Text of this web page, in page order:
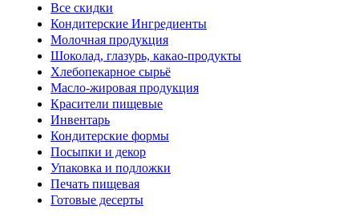
Все скидки
Кондитерские Ингредиенты
Молочная продукция
Шоколад, глазурь, какао-продукты
Хлебопекарное сырьё
Масло-жировая продукция
Красители пищевые
Инвентарь
Кондитерские формы
Посыпки и декор
Упаковка и подложки
Печать пищевая
Готовые десерты